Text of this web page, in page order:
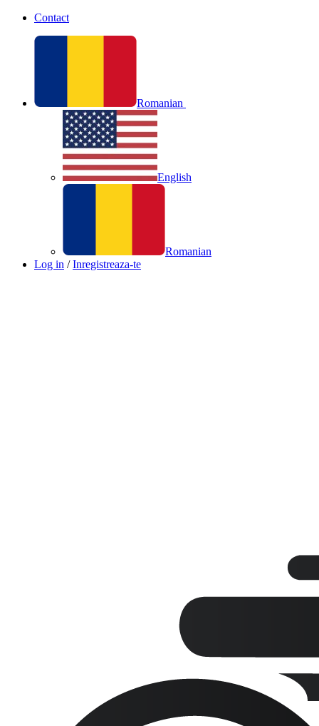
Contact
Romanian
English
Romanian
Log in / Inregistreaza-te